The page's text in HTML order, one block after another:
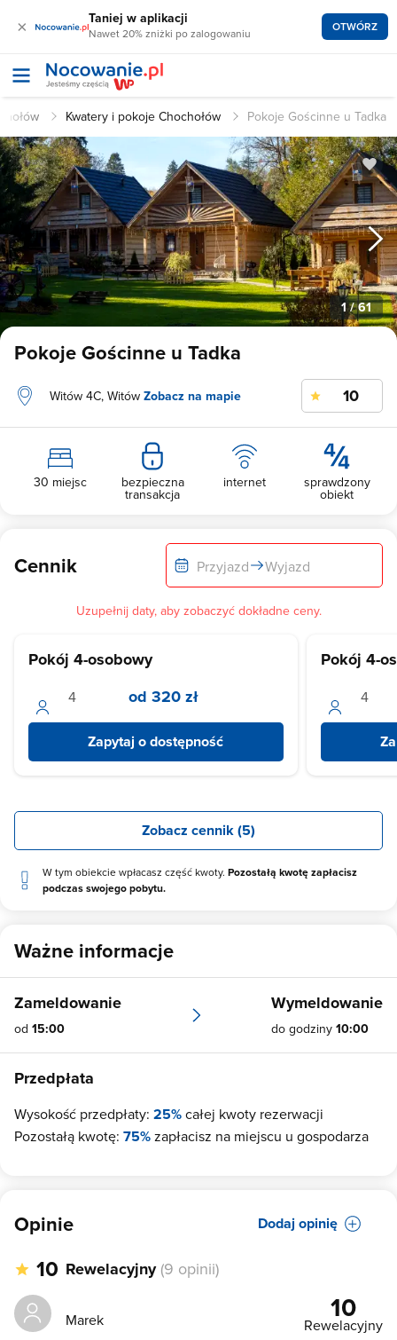
× Taniej w aplikacji
Nawet 20% zniżki po zalogowaniu OTWÓRZ
Kwatery i pokoje Chochołów Pokoje Gościnne u Tadka
1/ 61
Pokoje Gościnne u Tadka
Witów 4C, Witów Zobacz na mapie 10
30 miejsc bezpieczna
transakcja
internet sprawdzony
obiekt
Cennik Przyjazd Wyjazd
Uzupełnij daty, aby zobaczyć dokładne ceny.
Pokój 4-osobowy
od 320 zł
Zapytaj o dostępność
Pokój 4-
Zobacz cennik (5)
W tym obiekcie wpłacasz część kwoty. Pozostałą kwotę zapłacisz
podczas swojego pobytu.
Ważne informacje
Zameldowanie
od 15:00
Wymeldowanie
do godziny 10:00
Przedpłata
Wysokość przedpłaty: 25%całej kwoty rezerwacji
Pozostałą kwotę: 75%zapłacisz na miejscu u gospodarza
Opinie Dodaj opinię
10 Rewelacyjny (9 opinii)
Marek 10
Rewelacyjny